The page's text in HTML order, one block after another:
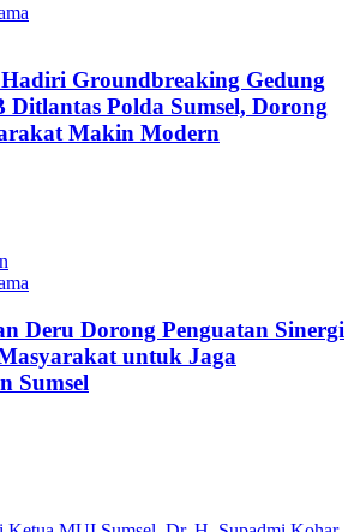
Groundbreaking Gedung
Ditlantas Polda Sumsel, Dorong
Makin Modern
Deru Dorong Penguatan Sinergi
untuk Jaga
Sumsel